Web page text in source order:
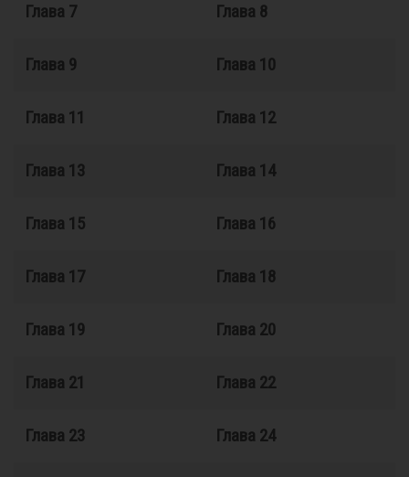
Глава 7 Глава 8
Глава 9 Глава 10
Глава 11 Глава 12
Глава 13 Глава 14
Глава 15 Глава 16
Глава 17 Глава 18
Глава 19 Глава 20
Глава 21 Глава 22
Глава 23 Глава 24